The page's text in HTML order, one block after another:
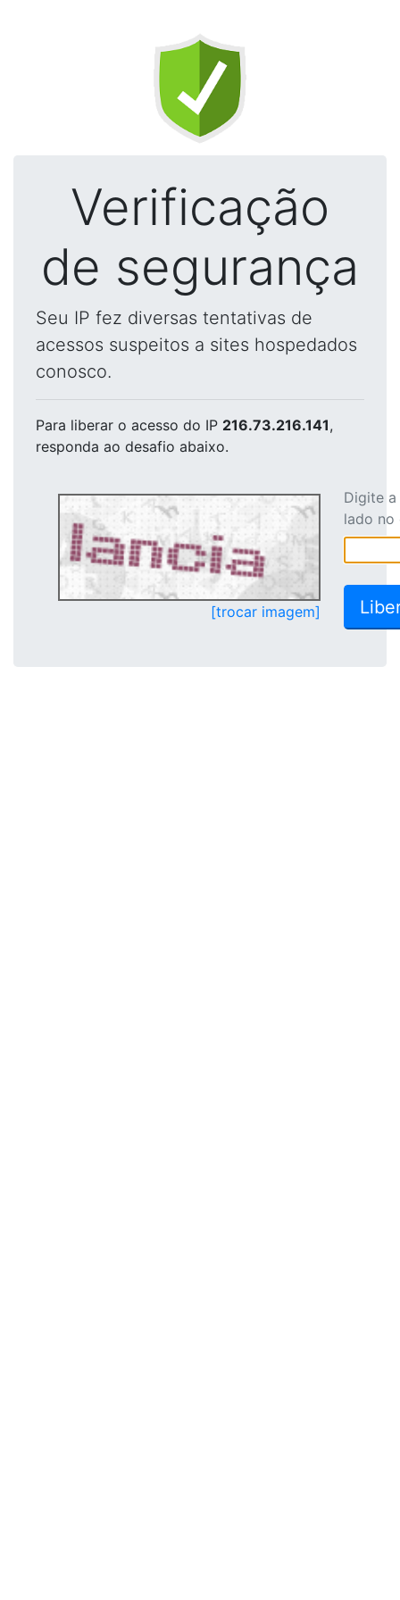
Verificação
de segurança
Seu IP fez diversas tentativas de
acessos suspeitos a sites hospedados
conosco.
Para liberar o acesso do IP 216.73.216.141,
responda ao desafio abaixo.
[trocar imagem]
Digite
lado no